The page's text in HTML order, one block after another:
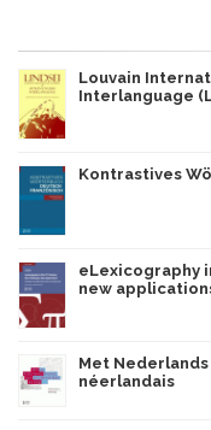
Louvain
Interlanguage
Kontrastives
eLexicography
new
Met
néerlandais